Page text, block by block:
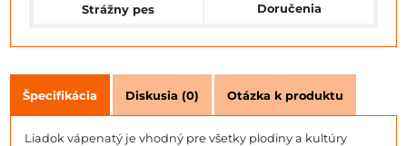
Strážny pes Doručenia
Špecifikácia Diskusia (0) Otázka k produktu
Liadok vápenatý je vhodný pre všetky plodiny a kultúry